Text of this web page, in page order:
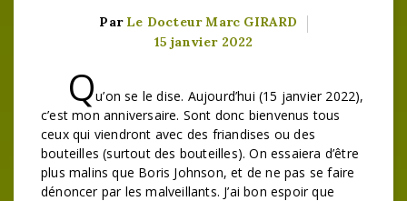
Par Le Docteur Marc GIRARD
15 janvier 2022
Qu’on se le dise. Aujourd’hui (15 janvier 2022),
c’est mon anniversaire. Sont donc bienvenus tous
ceux qui viendront avec des friandises ou des
bouteilles (surtout des bouteilles). On essaiera d’être
plus malins que Boris Johnson, et de ne pas se faire
dénoncer par les malveillants. J’ai bon espoir que